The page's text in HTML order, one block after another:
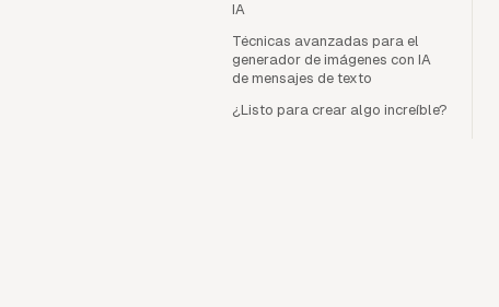
IA
Técnicas avanzadas para el
generador de imágenes con IA
de mensajes de texto
¿Listo para crear algo increíble?